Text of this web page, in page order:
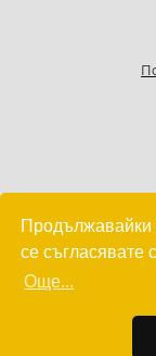
Продължавайки
се съгласявате
Още...